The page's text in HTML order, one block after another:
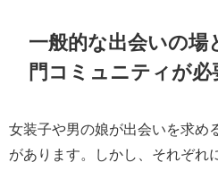
一般的な出会いの場
門コミュニティが必
女装子や男の娘が出会いを求め
があります。しかし、それぞれ